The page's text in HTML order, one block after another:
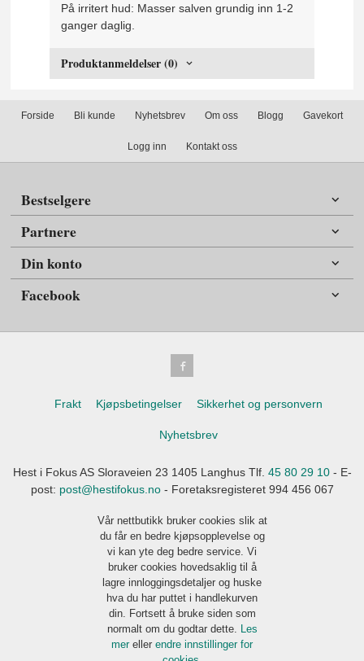
På irritert hud: Masser salven grundig inn 1-2
ganger daglig.
Produktanmeldelser (0)
Forside Bli kunde Nyhetsbrev Om oss Blogg Gavekort
Logg inn Kontakt oss
Bestselgere
Partnere
Din konto
Facebook
Frakt Kjøpsbetingelser Sikkerhet og personvern
Nyhetsbrev
Hest i Fokus AS Sloraveien 23 1405 Langhus Tlf. 45 80 29 10- E-
post: post@hestifokus.no- Foretaksregisteret 994 456 067
Vår nettbutikk bruker cookies slik at
du får en bedre kjøpsopplevelse og
vi kan yte deg bedre service. Vi
bruker cookies hovedsaklig til å
lagre innloggingsdetaljer og huske
hva du har puttet i handlekurven
din. Fortsett å bruke siden som
normalt om du godtar dette. Les
mer eller endre innstillinger for